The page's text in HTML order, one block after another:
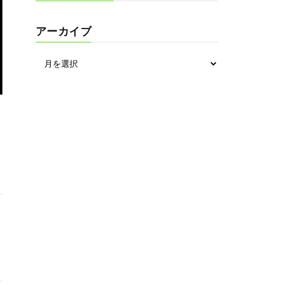
アーカイブ